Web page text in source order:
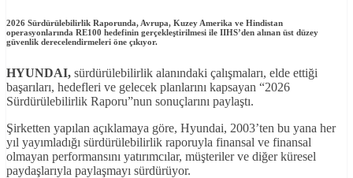
2026 Sürdürülebilirlik Raporunda, Avrupa, Kuzey Amerika ve Hindistan
operasyonlarında RE100 hedefinin gerçekleştirilmesi ile IIHS’den alınan üst düzey
güvenlik derecelendirmeleri öne çıkıyor.
HYUNDAI, sürdürülebilirlik alanındaki çalışmaları, elde ettiği
başarıları, hedefleri ve gelecek planlarını kapsayan “2026
Sürdürülebilirlik Raporu”nun sonuçlarını paylaştı.
Şirketten yapılan açıklamaya göre, Hyundai, 2003’ten bu yana her
yıl yayımladığı sürdürülebilirlik raporuyla finansal ve finansal
olmayan performansını yatırımcılar, müşteriler ve diğer küresel
paydaşlarıyla paylaşmayı sürdürüyor.